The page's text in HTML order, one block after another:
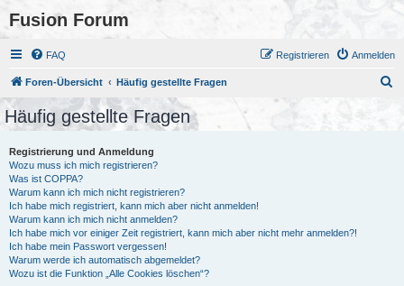
Fusion Forum
FAQ Anmelden
Registrieren
Foren-Übersicht Häufig gestellte Fragen
Häufig gestellte Fragen
Registrierung und Anmeldung
Wozu muss ich mich registrieren?
Was ist COPPA?
Warum kann ich mich nicht registrieren?
Ich habe mich registriert, kann mich aber nicht anmelden!
Warum kann ich mich nicht anmelden?
Ich habe mich vor einiger Zeit registriert, kann mich aber nicht mehr anmelden?!
Ich habe mein Passwort vergessen!
Warum werde ich automatisch abgemeldet?
Wozu ist die Funktion „Alle Cookies löschen“?